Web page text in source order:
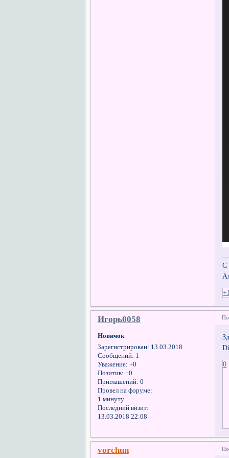
С
Игорь0058
Новичок
Зарегистрирован: 13.03.2018
Сообщений: 1
Уважение: +0
Позитив: +0
Приглашений: 0
Провел на форуме:
1 минуту
Последний визит:
13.03.2018 22:08
0
vorchun